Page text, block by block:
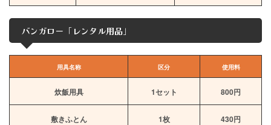
バンガロー「レンタル用品」
用具名称 区分 使用料
炊飯用具 1セット 800円
敷きふとん
1枚 430円